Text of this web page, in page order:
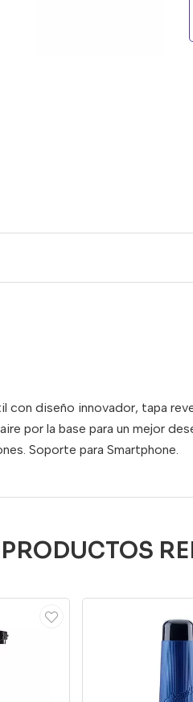
con diseño innovador, tapa
por la base para un mejor
Soporte para Smartphone.
PRODUCTOS